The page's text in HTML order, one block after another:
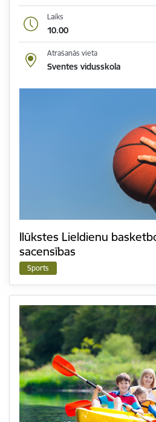
Laiks
10.00
Atrašanās vieta
Sventes vidusskola
Ilūkstes Lieldienu
sacensības
Sports